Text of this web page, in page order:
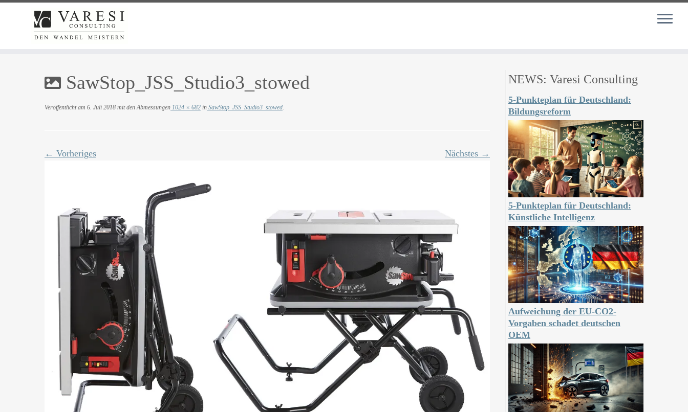
SawStop_JSS_Studio3_stowed
Veröffentlicht am 6. Juli 2018 mit den Abmessungen 1024 × 682 in SawStop_JSS_Studio3_stowed.
← Vorheriges Nächstes →
NEWS: Varesi Consulting
5-Punkteplan für Deutschland:
Bildungsreform
5-Punkteplan für Deutschland:
Künstliche Intelligenz
Aufweichung der EU-CO2-
Vorgaben schadet deutschen
OEM